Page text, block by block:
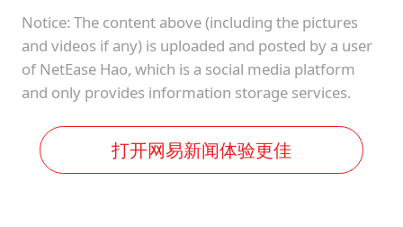
Notice: The content above (including the pictures
and videos if any) is uploaded and posted by a user
of NetEase Hao, which is a social media platform
and only provides information storage services.
打开网易新闻体验更佳